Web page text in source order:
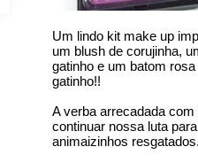
Um lindo kit make up
um blush de corujinha,
gatinho e um batom
gatinho!!
A verba arrecadada
continuar nossa luta
animaizinhos resgatados.